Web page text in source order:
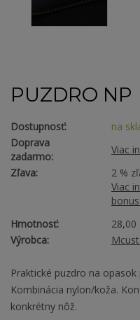
PUZDRO NP
Dostupnosť:
na
Doprava
zadarmo:
Viac
Zľava:
2 %
Viac
Hmotnosť:
28,00
Výrobca:
Praktické puzdro na
Kombinácia nylon/koža.
konkrétny nôž.